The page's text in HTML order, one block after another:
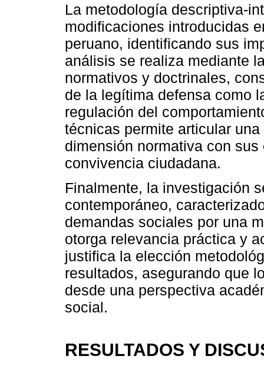
La metodología descriptiva-
modificaciones introducidas
peruano, identificando sus
análisis se realiza mediante
normativos y doctrinales,
de la legítima defensa como
regulación del
técnicas permite articular
dimensión normativa con
convivencia ciudadana.
Finalmente, la investigación
contemporáneo,
demandas sociales por una
otorga relevancia práctica y
justifica la elección
resultados, asegurando que
desde una perspectiva
social.
RESULTADOS Y